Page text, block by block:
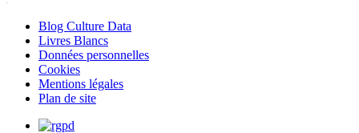
Blog Culture Data
Livres Blancs
Données personnelles
Cookies
Mentions légales
Plan de site